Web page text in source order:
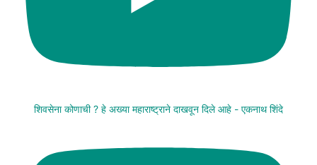
शिवसेना कोणाची ? हे अख्या महाराष्ट्राने दाखवून दिले आहे - एकनाथ शिंदे